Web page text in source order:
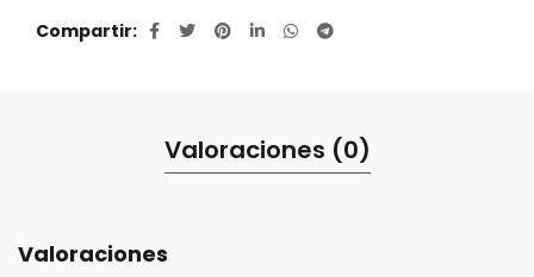
Compartir
Valoraciones (0)
Valoraciones